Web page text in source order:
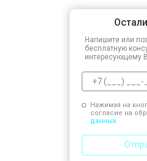
Напишите или
бесплатную
интересующему
Нажимая на
согласие на
данных.